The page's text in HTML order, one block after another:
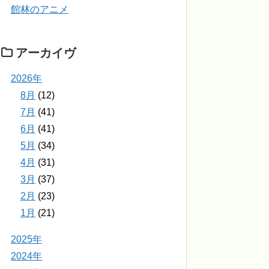
館林のアニメ
アーカイヴ
2026年
8月 (12)
7月 (41)
6月 (41)
5月 (34)
4月 (31)
3月 (37)
2月 (23)
1月 (21)
2025年
2024年